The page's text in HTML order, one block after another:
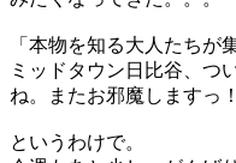
「本物を知る大人たちが
ミッドタウン日比谷、つ
ね。またお邪魔しますっ！
というわけで。